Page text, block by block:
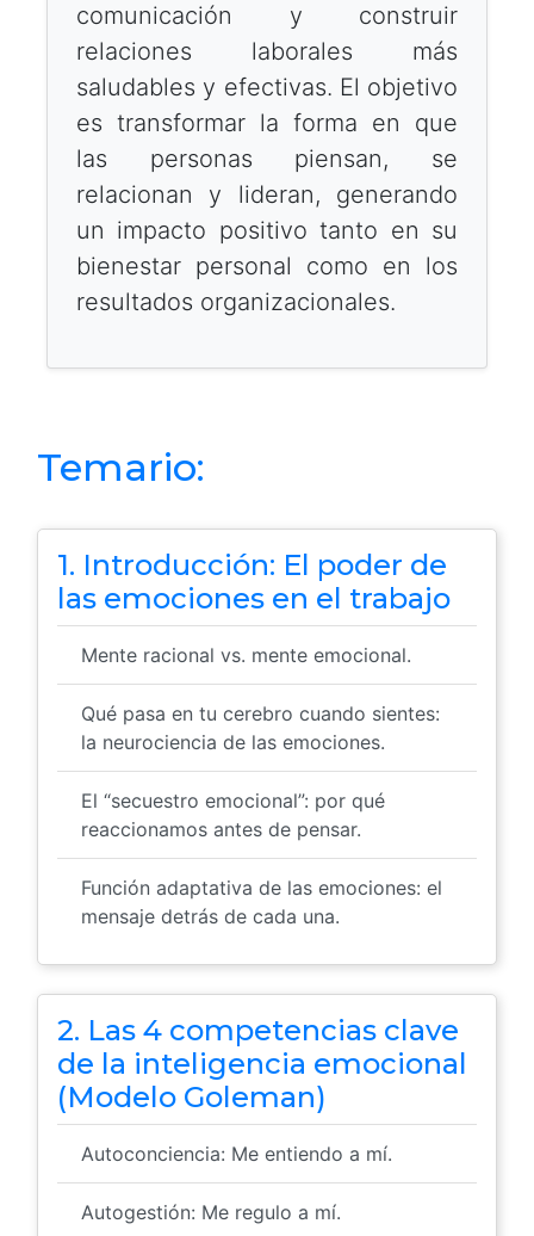
comunicación y construir
relaciones laborales más
saludables y efectivas. El objetivo
es transformar la forma en que
las personas piensan, se
relacionan y lideran, generando
un impacto positivo tanto en su
bienestar personal como en los
resultados organizacionales.
Temario:
1. Introducción: El poder de
las emociones en el trabajo
Mente racional vs. mente emocional.
Qué pasa en tu cerebro cuando sientes:
la neurociencia de las emociones.
El “secuestro emocional”: por qué
reaccionamos antes de pensar.
Función adaptativa de las emociones: el
mensaje detrás de cada una.
2. Las 4 competencias clave
de la inteligencia emocional
(Modelo Goleman)
Autoconciencia: Me entiendo a mí.
Autogestión: Me regulo a mí.